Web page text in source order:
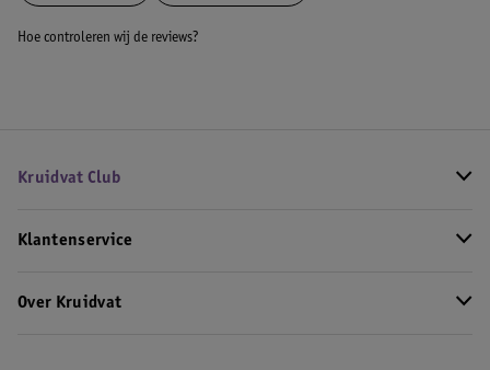
Hoe controleren wij de reviews?
Kruidvat Club
Klantenservice
Over Kruidvat